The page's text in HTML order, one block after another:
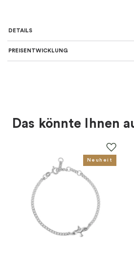
DETAILS
SKU
Weibliche
Für wen Damen
EAN: 7332822240481
Feminine
PREISENTWICKLUNG
Das könnte Ihnen
Neuheit